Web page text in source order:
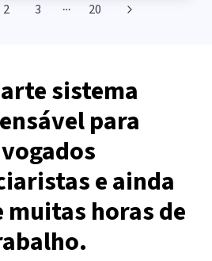
2 3 More pages
20
sistema
para
e ainda
muitas horas de